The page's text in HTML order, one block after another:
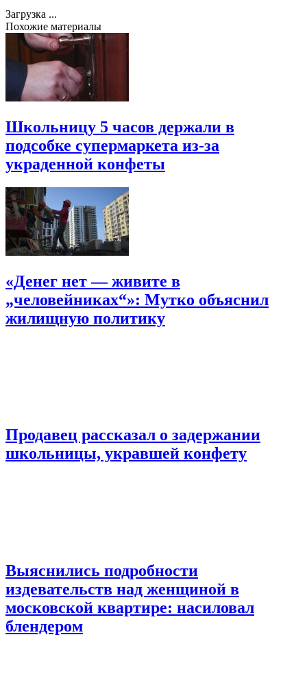
Загрузка ...
Похожие материалы
Школьницу 5 часов держали в
подсобке супермаркета из-за
украденной конфеты
«Денег нет — живите в
„человейниках“»: Мутко объяснил
жилищную политику
Продавец рассказал о задержании
школьницы, укравшей конфету
Выяснились подробности
издевательств над женщиной в
московской квартире: насиловал
блендером